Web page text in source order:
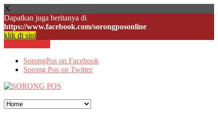
X
Dapatkan juga beritanya di
https://www.facebook.com/sorongposonline
klik di sini
SorongPos on Facebook
Sorong Pos on Twitter